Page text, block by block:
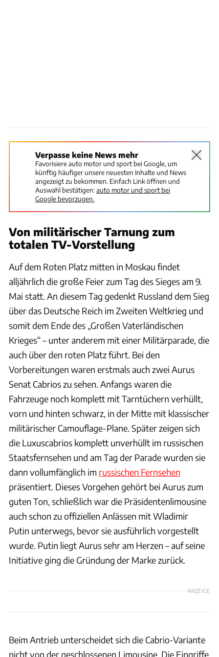
Verpasse keine News mehr
Favorisiere auto motor und sport bei Google, um
künftig häufiger unsere neuesten Inhalte und News
angezeigt zu bekommen. Einfach Link öffnen und
Auswahl bestätigen:auto motor und sport bei
Google bevorzugen.
Von militärischer Tarnung zum
totalen TV-Vorstellung
Auf dem Roten Platz mitten in Moskau findet
alljährlich die große Feier zum Tag des Sieges am 9.
Mai statt. An diesem Tag gedenkt Russland dem Sieg
über das Deutsche Reich im Zweiten Weltkrieg und
somit dem Ende des „Großen Vaterländischen
Krieges“ – unter anderem mit einer Militärparade, die
auch über den roten Platz führt. Bei den
Vorbereitungen waren erstmals auch zwei Aurus
Senat Cabrios zu sehen. Anfangs waren die
Fahrzeuge noch komplett mit Tarntüchern verhüllt,
vorn und hinten schwarz, in der Mitte mit klassischer
militärischer Camouflage-Plane. Später zeigen sich
die Luxuscabrios komplett unverhüllt im russischen
Staatsfernsehen und am Tag der Parade wurden sie
dann vollumfänglich im russischen Fernsehen
präsentiert. Dieses Vorgehen gehört bei Aurus zum
guten Ton, schließlich war die Präsidentenlimousine
auch schon zu offiziellen Anlässen mit Wladimir
Putin unterwegs, bevor sie ausführlich vorgestellt
wurde. Putin liegt Aurus sehr am Herzen – auf seine
Initiative ging die Gründung der Marke zurück.
ANZEIGE
Beim Antrieb unterscheidet sich die Cabrio-Variante
nicht von der geschlossenen Limousine. Die Eingriffe